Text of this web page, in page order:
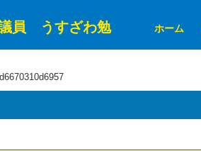
員 うすざわ勉 ホーム